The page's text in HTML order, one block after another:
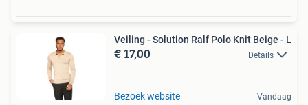
Veiling - Solution Ralf Polo Knit Beige - L
€ 17,00 Details
Bezoek website Vandaag